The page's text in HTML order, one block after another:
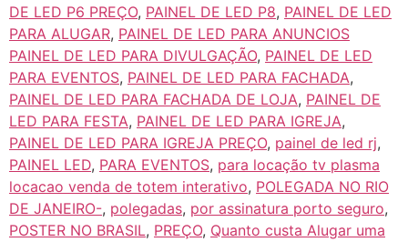
DE LED P6 PREÇO, PAINEL DE LED P8, PAINEL DE LED
PARA ALUGAR, PAINEL DE LED PARA ANUNCIOS
PAINEL DE LED PARA DIVULGAÇÃO, PAINEL DE LED
PARA EVENTOS, PAINEL DE LED PARA FACHADA,
PAINEL DE LED PARA FACHADA DE LOJA, PAINEL DE
LED PARA FESTA, PAINEL DE LED PARA IGREJA,
PAINEL DE LED PARA IGREJA PREÇO, painel de led rj,
PAINEL LED, PARA EVENTOS, para locação tv plasma
locacao venda de totem interativo, POLEGADA NO RIO
DE JANEIRO-, polegadas, por assinatura porto seguro,
POSTER NO BRASIL, PREÇO, Quanto custa Alugar uma